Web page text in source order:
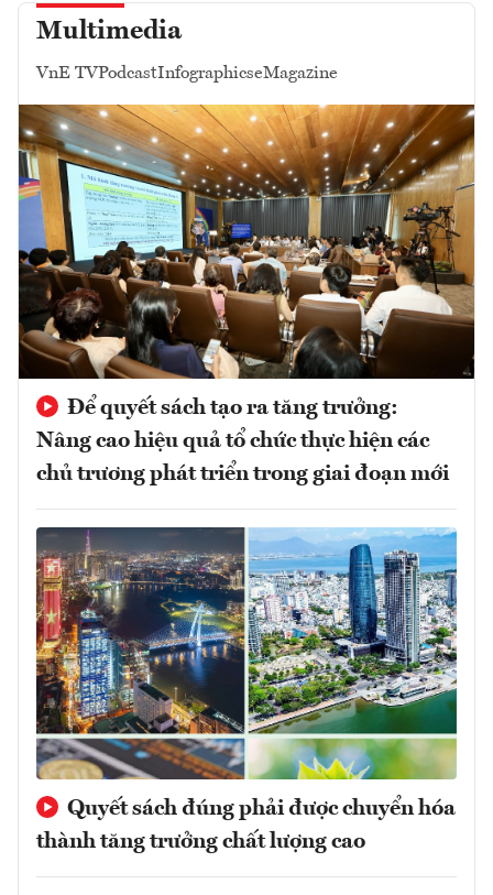
Multimedia
VnE TVPodcastInfographicseMagazine
Để quyết sách tạo ra tăng trưởng:
Nâng cao hiệu quả tổ chức thực hiện các
chủ trương phát triển trong giai đoạn mới
Quyết sách đúng phải được chuyển hóa
thành tăng trưởng chất lượng cao